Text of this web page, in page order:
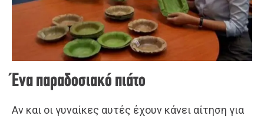
Ένα παραδοσιακό πιάτο
Αν και οι γυναίκες αυτές έχουν κάνει αίτηση για